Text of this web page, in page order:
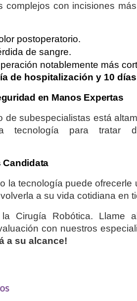
complejos con incisiones
postoperatorio.
de sangre.
notablemente más
de hospitalización y 10
en Manos Expertas
de subespecialistas está
para tratar
Candidata
la tecnología puede ofrecerle
a su vida cotidiana en
Cirugía Robótica. Llame
con nuestros
a su alcance!